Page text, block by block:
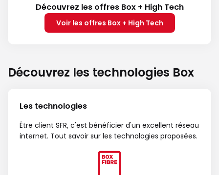
Découvrez les offres Box + High Tech
Voir les offres Box + High Tech
Découvrez les technologies Box
Les technologies
Être client SFR, c'est bénéficier d'un excellent réseau
internet. Tout savoir sur les technologies proposées.